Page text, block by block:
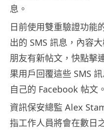
息。
日前使用雙重驗證功能
出的 SMS 訊息，內容
朋友有新帖文，快點擊
果用戶回覆這些 SMS
自己的 Facebook 帖文。
資訊保安總監 Alex
指工作人員將會在數日